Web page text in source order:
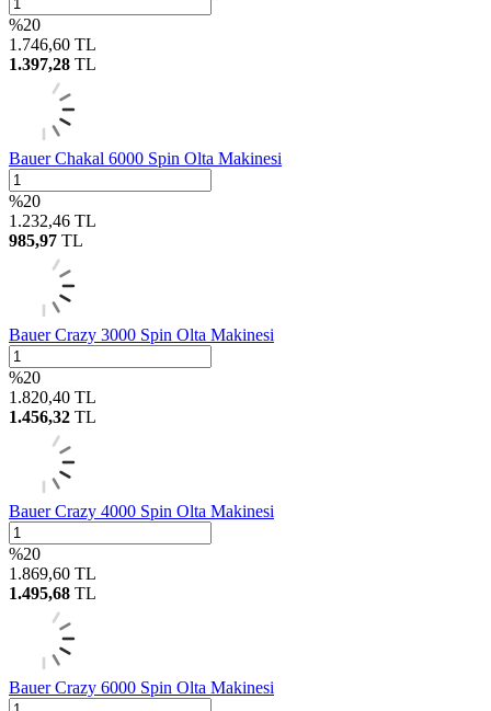
%20
1.746,60 TL
1.397,28 TL
Bauer Chakal 6000 Spin Olta Makinesi
%20
1.232,46 TL
985,97 TL
Bauer Crazy 3000 Spin Olta Makinesi
%20
1.820,40 TL
1.456,32 TL
Bauer Crazy 4000 Spin Olta Makinesi
%20
1.869,60 TL
1.495,68 TL
Bauer Crazy 6000 Spin Olta Makinesi